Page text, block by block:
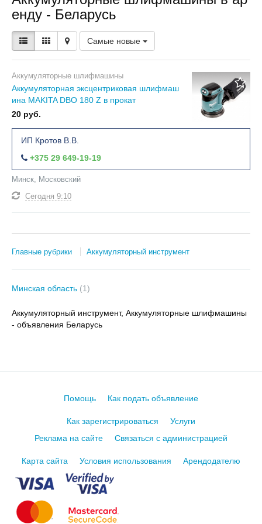
енду - Беларусь
Самые новые
Аккумуляторные шлифмашины
Аккумуляторная эксцентриковая шлифмаш
ина MAKITA DBO 180 Z в прокат
20 руб.
ИП Кротов В.В.
+375 29 649-19-19
Минск, Московский
Сегодня 9:10
Главные рубрики Аккумуляторный инструмент
Минская область (1)
Аккумуляторный инструмент, Аккумуляторные шлифмашины
- объявления Беларусь
Помощь Как подать объявление
Как зарегистрироваться
Услуги
Реклама на сайте
Связаться с администрацией
Карта сайта Условия использования Арендодателю